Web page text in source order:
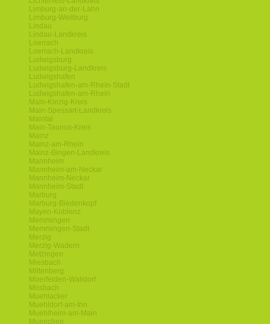
Limburg-an-der-Lahn
Limburg-Weilburg
Lindau
Lindau-Landkreis
Loerrach
Loerrach-Landkreis
Ludwigsburg
Ludwigsburg-Landkreis
Ludwigshafen
Ludwigshafen-am-Rhein-Stadt
Ludwigshafen-am-Rhein
Main-Kinzig-Kreis
Main-Spessart-Landkreis
Maintal
Main-Taunus-Kreis
Mainz
Mainz-am-Rhein
Mainz-Bingen-Landkreis
Mannheim
Mannheim-am-Neckar
Mannheim-Neckar
Mannheim-Stadt
Marburg
Marburg-Biedenkopf
Mayen-Koblenz
Memmingen
Memmingen-Stadt
Merzig
Merzig-Wadern
Metzingen
Miesbach
Miltenberg
Moerfelden-Walldorf
Mosbach
Muehlacker
Muehldorf-am-Inn
Muehlheim-am-Main
Muenchen